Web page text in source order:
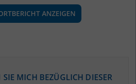
STANDORTBERICHT ANZEIGEN
MICH BEZÜGLICH DIESER